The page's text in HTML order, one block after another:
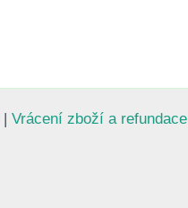
| Vrácení zboží a refundace